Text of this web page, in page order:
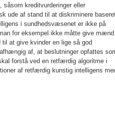
såsom kreditvurderinger eller
ude af stand til at diskriminere
i sundhedsvæsenet er ikke på
for eksempel ikke måtte give mænd
at give kvinder en lige så god
af, at beslutninger opfattes
forstå ved en retfærdig algoritme i
af retfærdig kunstig intelligens